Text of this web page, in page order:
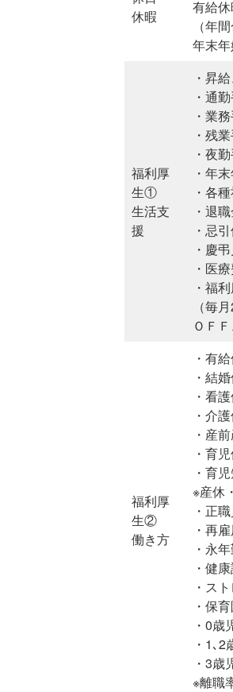
休暇
有給
（年
年末
福利厚
生①
生活支
援
・昇
・通
・業
・残
・夜
・年
・各
・退
・忌
・慶
・医
・福
（毎
ＯＦ
福利厚
生②
働き方
・有
・結
・看
・介
・産
・育
・育
※産休
・正
・再
・永
・健
・ス
・保
・0
・1､
・3歳
※離職